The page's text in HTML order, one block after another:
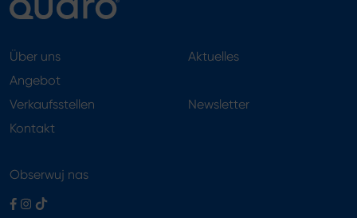
Über uns
Angebot
Aktuelles
Verkaufsstellen
Kontakt
Newsletter
Obserwuj nas